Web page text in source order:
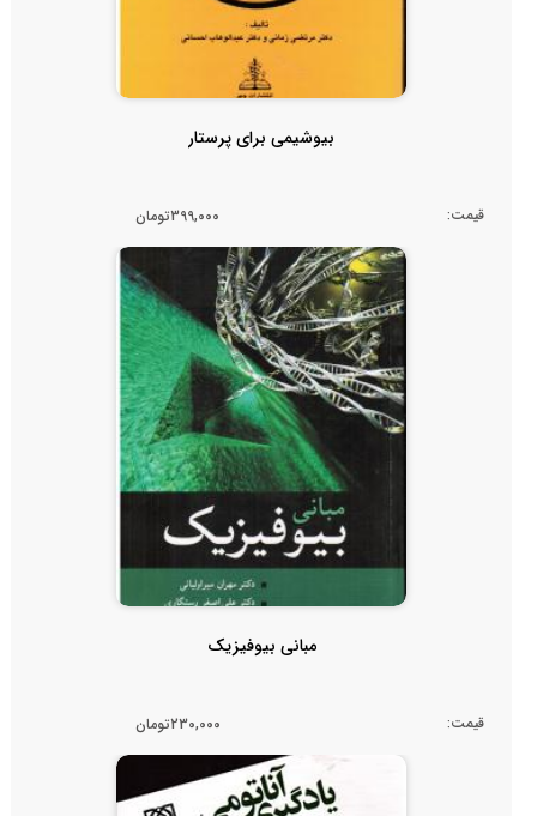
بیوشیمی برای پرستار
قیمت: 399,000تومان
مبانی بیوفیزیک
قیمت: 230,000تومان